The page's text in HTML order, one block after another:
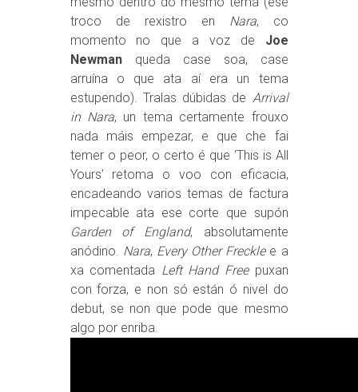
troco de rexistro en Nara, co
momento no que a voz de Joe
Newmanqueda case soa, case
arruína o que ata aí era un tema
estupendo). Tralas dúbidas de Arrival
in Nara, un tema certamente frouxo
nada máis empezar, e que che fai
temer o peor, o certo é que ‘This is All
Yours’ retoma o voo con eficacia,
encadeando varios temas de factura
impecable ata ese corte que supón
Garden of England, absolutamente
anódino. Nara, Every Other Frecklee a
xa comentada Left Hand Freepuxan
con forza, e non só están ó nivel do
debut, se non que pode que mesmo
algo por enriba.